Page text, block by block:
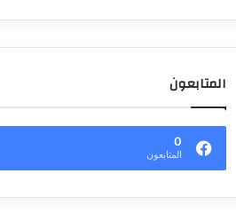
المتابعون
0
المتابعون